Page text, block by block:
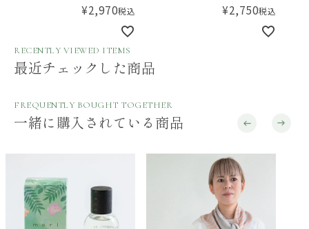
¥2,970税込
ュタオル 2枚組セット
¥2,750税込
RECENTLY VIEWED ITEMS
最近チェックした商品
FREQUENTLY BOUGHT TOGETHER
一緒に購入されている商品